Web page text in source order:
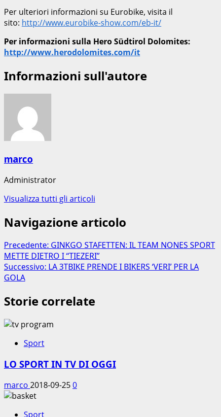
Per ulteriori informazioni su Eurobike, visita il
sito: http://www.eurobike-show.com/eb-it/
Per informazioni sulla Hero Südtirol Dolomites:
http://www.herodolomites.com/it
Informazioni sull'autore
marco
Administrator
Visualizza tutti gli articoli
Navigazione articolo
Precedente: GINKGO STAFETTEN: IL TEAM NONES SPORT
METTE DIETRO I “TIEZERI”
Successivo: LA 3TBIKE PRENDE I BIKERS ‘VERI’ PER LA
GOLA
Storie correlate
Sport
LO SPORT IN TV DI OGGI
marco 2018-09-250
Sport